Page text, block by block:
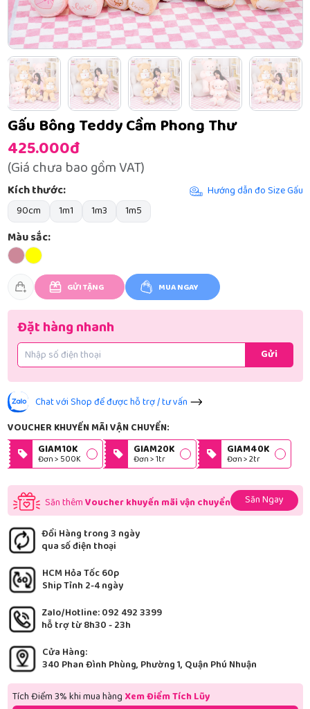
Gấu Bông Teddy Cầm Phong Thư
425.000đ
(Giá chưa bao gồm VAT)
Kích thước:
Hướng dẫn đo Size Gấu
90cm
1m1 1m3 1m5
Màu sắc:
GỬI TẶNG MUA NGAY
Đặt hàng nhanh
Gửi
Chat với Shop để được hỗ trợ / tư vấn
VOUCHER KHUYẾN MÃI VẬN CHUYỂN:
GIAM10K
Đơn > 500K
GIAM20K
Đơn > 1tr
GIAM40K
Đơn > 2tr
Săn thêmVoucher khuyến mãi vận chuyển Săn Ngay
Đổi Hàng trong 3 ngày
qua số điện thoại
HCM Hỏa Tốc 60p
Ship Tỉnh 2-4 ngày
Zalo/Hotline: 092 492 3399
hỗ trợ từ 8h30 - 23h
Cửa Hàng:
340 Phan Đình Phùng, Phường 1, Quận Phú Nhuận
Tích Điểm 3% khi mua hàng Xem Điểm Tích Lũy